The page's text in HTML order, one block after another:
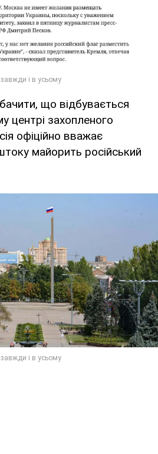
що відбувається
центрі захопленого
офіційно вважає
майорить російський